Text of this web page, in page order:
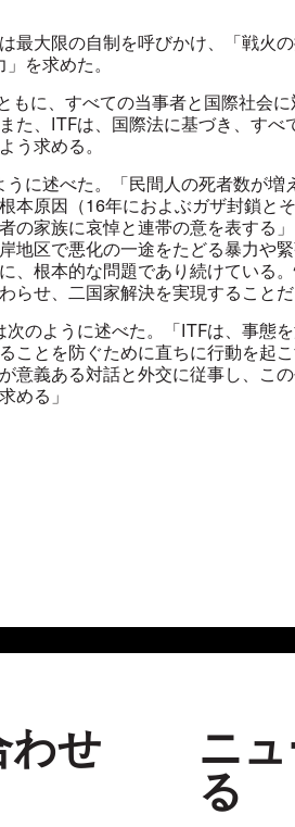
最大限の自制を呼びかけ、「戦火
を求めた。
もに、すべての当事者と国際社会に
た、ITFは、国際法に基づき、すべ
う求める。
に述べた。「民間人の死者数が増
本原因（16年におよぶガザ封鎖と
の家族に哀悼と連帯の意を表する
地区で悪化の一途をたどる暴力や
、根本的な問題であり続けている
らせ、二国家解決を実現することだ
のように述べた。「ITFは、事態
ことを防ぐために直ちに行動を起こ
意義ある対話と外交に従事し、こ
める」
わせ ニ
る